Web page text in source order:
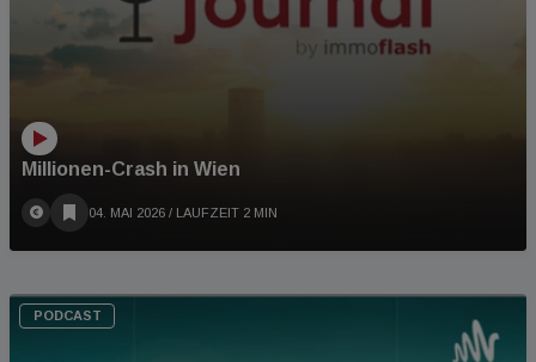
Millionen-Crash in Wien
04. MAI 2026 / LAUFZEIT 2 MIN
PODCAST